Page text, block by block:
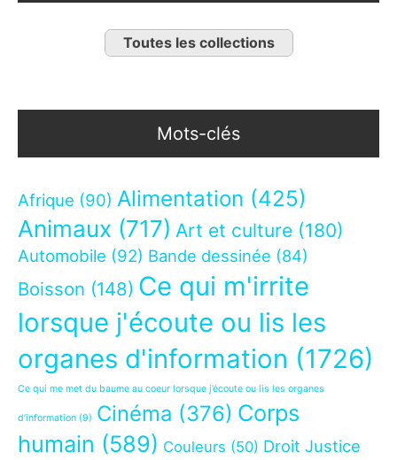
Toutes les collections
Mots-clés
Afrique (90) Alimentation (425)
Animaux (717) Art et culture (180)
Automobile (92) Bande dessinée (84)
Boisson (148) Ce qui m'irrite
lorsque j'écoute ou lis les
organes d'information (1726)
Ce qui me met du baume au coeur lorsque j’écoute ou lis les organes
d’information (9) Cinéma (376) Corps
humain (589) Couleurs (50) Droit Justice